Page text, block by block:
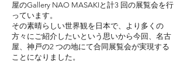
屋のGallery NAO MASAKIと計3 回の展覧会を行
っています。
その素晴らしい世界観を日本で、より多くの
方々にご紹介したいという思いから今回、名古
屋、神戸の2 つの地にて合同展覧会が実現する
ことになりました。